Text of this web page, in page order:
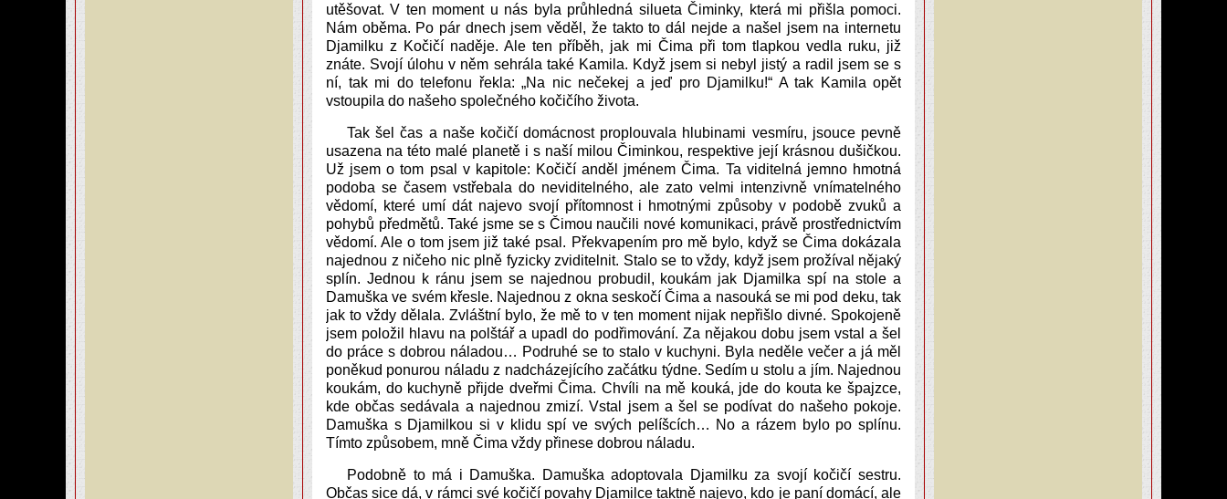
utěšovat. V ten moment u nás byla průhledná silueta Čiminky, která mi přišla pomoci.
Nám oběma. Po pár dnech jsem věděl, že takto to dál nejde a našel jsem na internetu
Djamilku z Kočičí naděje. Ale ten příběh, jak mi Čima při tom tlapkou vedla ruku, již
znáte. Svojí úlohu v něm sehrála také Kamila. Když jsem si nebyl jistý a radil jsem se s
ní, tak mi do telefonu řekla: „Na nic nečekej a jeď pro Djamilku!“ A tak Kamila opět
vstoupila do našeho společného kočičího života.
Tak šel čas a naše kočičí domácnost proplouvala hlubinami vesmíru, jsouce pevně
usazena na této malé planetě i s naší milou Čiminkou, respektive její krásnou dušičkou.
Už jsem o tom psal v kapitole: Kočičí anděl jménem Čima. Ta viditelná jemno hmotná
podoba se časem vstřebala do neviditelného, ale zato velmi intenzivně vnímatelného
vědomí, které umí dát najevo svojí přítomnost i hmotnými způsoby v podobě zvuků a
pohybů předmětů. Také jsme se s Čimou naučili nové komunikaci, právě prostřednictvím
vědomí. Ale o tom jsem již také psal. Překvapením pro mě bylo, když se Čima dokázala
najednou z ničeho nic plně fyzicky zviditelnit. Stalo se to vždy, když jsem prožíval nějaký
splín. Jednou k ránu jsem se najednou probudil, koukám jak Djamilka spí na stole a
Damuška ve svém křesle. Najednou z okna seskočí Čima a nasouká se mi pod deku, tak
jak to vždy dělala. Zvláštní bylo, že mě to v ten moment nijak nepřišlo divné. Spokojeně
jsem položil hlavu na polštář a upadl do podřimování. Za nějakou dobu jsem vstal a šel
do práce s dobrou náladou… Podruhé se to stalo v kuchyni. Byla neděle večer a já měl
poněkud ponurou náladu z nadcházejícího začátku týdne. Sedím u stolu a jím. Najednou
koukám, do kuchyně přijde dveřmi Čima. Chvíli na mě kouká, jde do kouta ke špajzce,
kde občas sedávala a najednou zmizí. Vstal jsem a šel se podívat do našeho pokoje.
Damuška s Djamilkou si v klidu spí ve svých pelíšcích… No a rázem bylo po splínu.
Tímto způsobem, mně Čima vždy přinese dobrou náladu.
Podobně to má i Damuška. Damuška adoptovala Djamilku za svojí kočičí sestru.
Občas sice dá, v rámci své kočičí povahy Djamilce taktně najevo, kdo je paní domácí, ale